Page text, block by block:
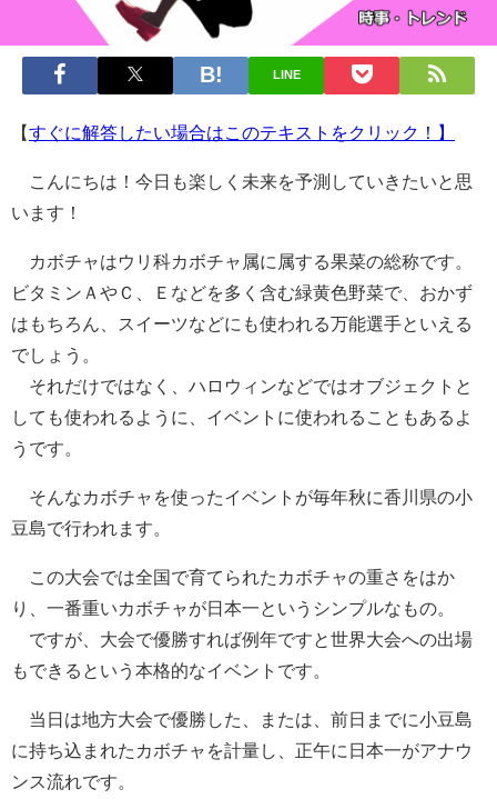
LINE
【すぐに解答したい場合はこのテキストをクリック！】
こんにちは！今日も楽しく未来を予測していきたいと思
います！
カボチャはウリ科カボチャ属に属する果菜の総称です。
ビタミンＡやＣ、Ｅなどを多く含む緑黄色野菜で、おかず
はもちろん、スイーツなどにも使われる万能選手といえる
でしょう。
それだけではなく、ハロウィンなどではオブジェクトと
しても使われるように、イベントに使われることもあるよ
うです。
そんなカボチャを使ったイベントが毎年秋に香川県の小
豆島で行われます。
この大会では全国で育てられたカボチャの重さをはか
り、一番重いカボチャが日本一というシンプルなもの。
ですが、大会で優勝すれば例年ですと世界大会への出場
もできるという本格的なイベントです。
当日は地方大会で優勝した、または、前日までに小豆島
に持ち込まれたカボチャを計量し、正午に日本一がアナウ
ンス流れです。